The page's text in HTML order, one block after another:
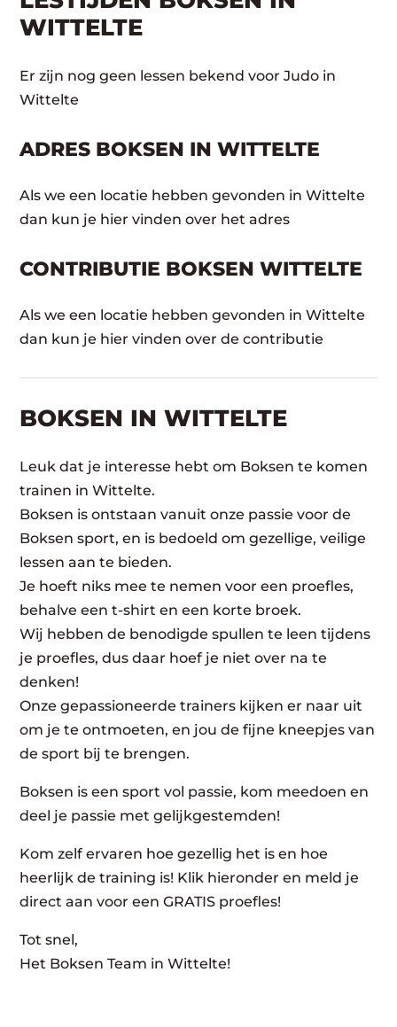
WITTELTE
Er zijn nog geen lessen bekend voor Judo in
Wittelte
ADRES BOKSEN IN WITTELTE
Als we een locatie hebben gevonden in Wittelte
dan kun je hier vinden over het adres
CONTRIBUTIE BOKSEN WITTELTE
Als we een locatie hebben gevonden in Wittelte
dan kun je hier vinden over de contributie
BOKSEN IN WITTELTE
Leuk dat je interesse hebt om Boksen te komen
trainen in Wittelte.
Boksen is ontstaan vanuit onze passie voor de
Boksen sport, en is bedoeld om gezellige, veilige
lessen aan te bieden.
Je hoeft niks mee te nemen voor een proefles,
behalve een t-shirt en een korte broek.
Wij hebben de benodigde spullen te leen tijdens
je proefles, dus daar hoef je niet over na te
denken!
Onze gepassioneerde trainers kijken er naar uit
om je te ontmoeten, en jou de fijne kneepjes van
de sport bij te brengen.
Boksen is een sport vol passie, kom meedoen en
deel je passie met gelijkgestemden!
Kom zelf ervaren hoe gezellig het is en hoe
heerlijk de training is! Klik hieronder en meld je
direct aan voor een GRATIS proefles!
Tot snel,
Het Boksen Team in Wittelte!